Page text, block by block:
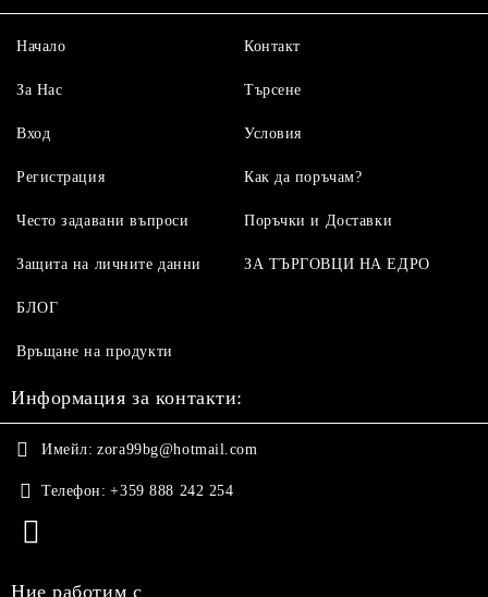
Начало
За Нас
Вход
Регистрация
Контакт
Търсене
Условия
Как да поръчам?
Често задавани въпроси
Защита на личните данни
БЛОГ
Връщане на продукти
Поръчки и Доставки
ЗА ТЪРГОВЦИ НА ЕДРО
Информация за контакти:
Имейл: zora99bg@hotmail.com
Телефон: +359 888 242 254
Ние работим с